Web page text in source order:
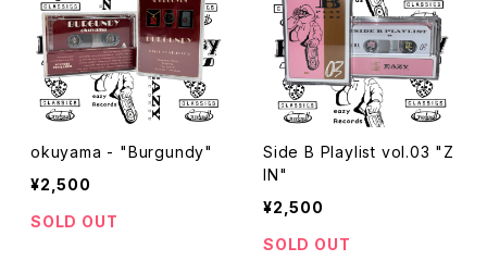
okuyama - "Burgundy"
¥2,500
SOLD OUT
Side B Playlist vol.03 "Z
IN"
¥2,500
SOLD OUT